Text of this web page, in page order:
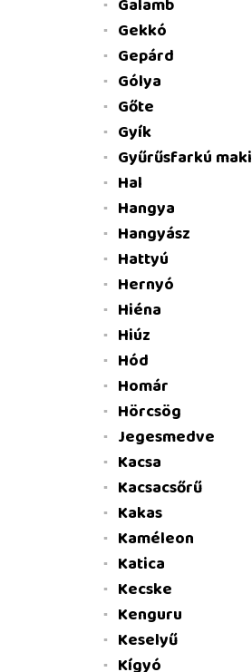
Galamb
Gekkó
Gepárd
Gólya
Gőte
Gyík
Gyűrűsfarkú maki
Hal
Hangya
Hangyász
Hattyú
Hernyó
Hiéna
Hiúz
Hód
Homár
Hörcsög
Jegesmedve
Kacsa
Kacsacsőrű
Kakas
Kaméleon
Katica
Kecske
Kenguru
Keselyű
Kígyó